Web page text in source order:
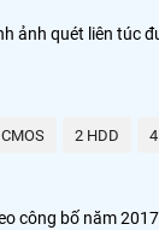
ảnh quét liên
CMOS 2 HDD
công bố năm